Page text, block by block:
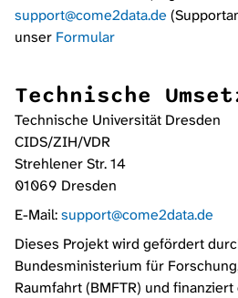
support@come2data.de
unser Formular
Technische
Technische Universität Dresden
CIDS/ZIH/VDR
Strehlener Str. 14
01069 Dresden
E-Mail:support@come2data.de
Dieses Projekt wird gefördert
Bundesministerium für
Raumfahrt (BMFTR) und